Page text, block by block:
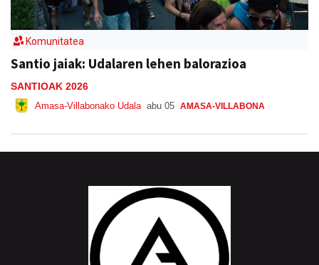
Komunitatea
Santio jaiak: Udalaren lehen balorazioa
SANTIOAK 2026
Amasa-Villabonako Udala abu 05 AMASA-VILLABONA